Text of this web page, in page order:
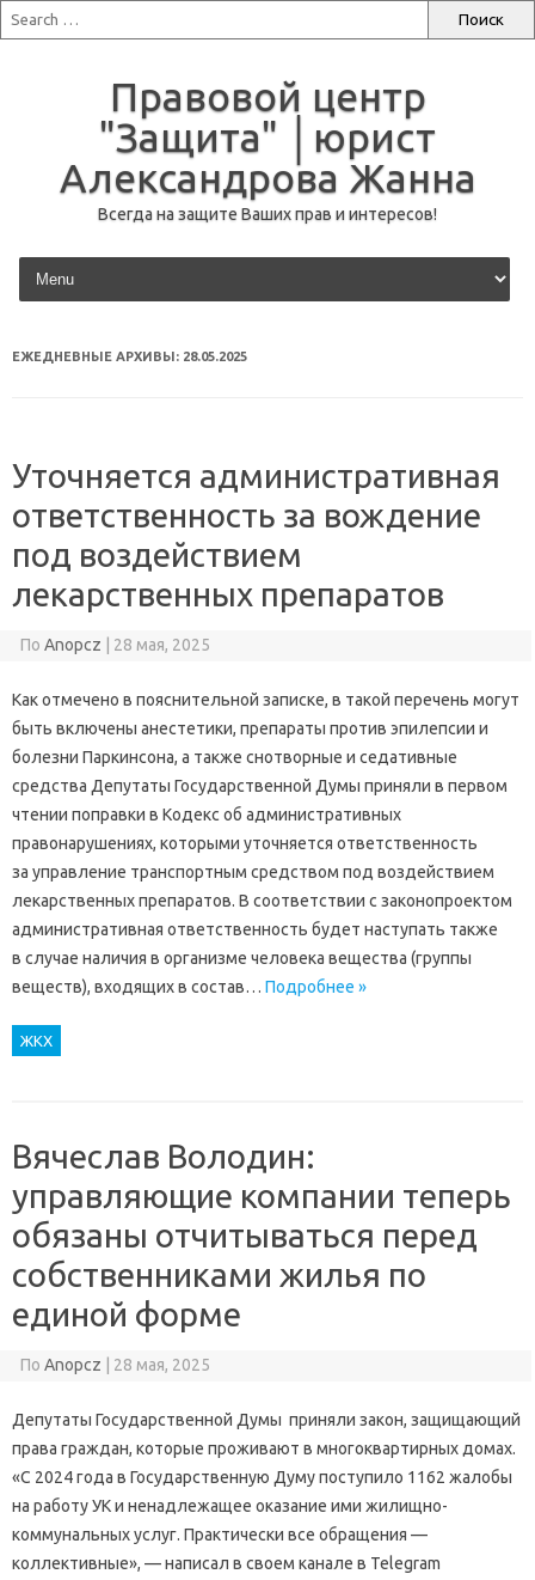
Правовой центр
"Защита" │юрист
Александрова Жанна
Всегда на защите Ваших прав и интересов!
перейти к содержанию
ЕЖЕДНЕВНЫЕ АРХИВЫ: 28.05.2025
Уточняется административная
ответственность за вождение
под воздействием
лекарственных препаратов
По Anopcz 28 мая, 2025
Как отмечено в пояснительной записке, в такой перечень могут
быть включены анестетики, препараты против эпилепсии и
болезни Паркинсона, а также снотворные и седативные
средства Депутаты Государственной Думы приняли в первом
чтении поправки в Кодекс об административных
правонарушениях, которыми уточняется ответственность
за управление транспортным средством под воздействием
лекарственных препаратов. В соответствии с законопроектом
административная ответственность будет наступать также
в случае наличия в организме человека вещества (группы
веществ), входящих в состав… Подробнее »
ЖКХ
Вячеслав Володин:
управляющие компании теперь
обязаны отчитываться перед
собственниками жилья по
единой форме
По Anopcz 28 мая, 2025
Депутаты Государственной Думы приняли закон, защищающий
права граждан, которые проживают в многоквартирных домах.
«С 2024 года в Государственную Думу поступило 1162 жалобы
на работу УК и ненадлежащее оказание ими жилищно-
коммунальных услуг. Практически все обращения —
коллективные», — написал в своем канале в Telegram